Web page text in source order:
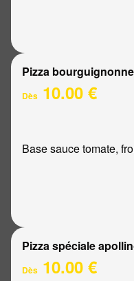
Pizza bourguignonne
Dès 10.00 €
Base sauce tomate,
Pizza spéciale
Dès 10.00 €